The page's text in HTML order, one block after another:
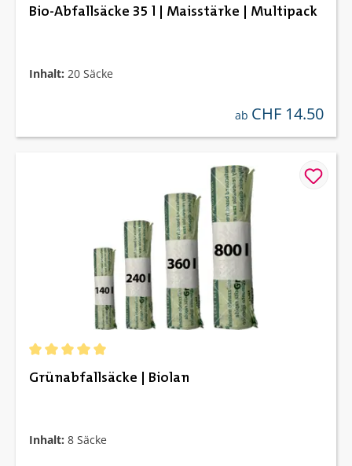
Bio-Abfallsäcke 35 l | Maisstärke | Multipack
Inhalt: 20 Säcke
regulärer preis:
ab CHF 14.50
Grünabfallsäcke | Biolan
Inhalt: 8 Säcke